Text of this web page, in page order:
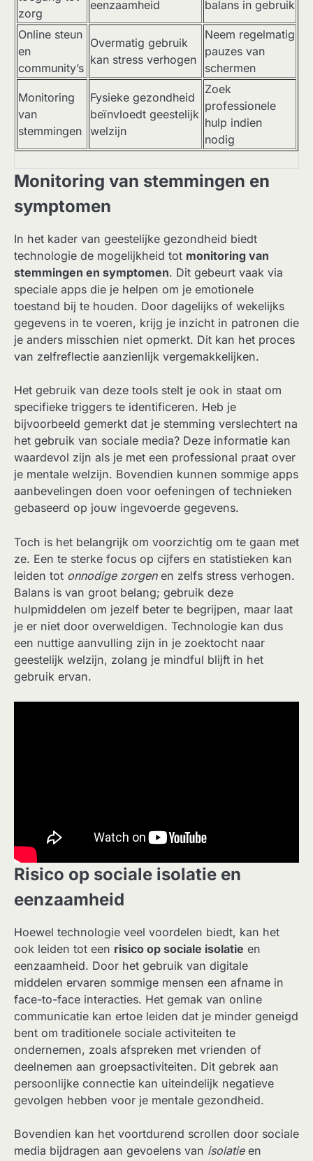
zorg
eenzaamheid balans in gebruik
Online steun
en
community’s
Overmatig gebruik
kan stress verhogen
Neem regelmatig
pauzes van
schermen
Monitoring
van
stemmingen
Fysieke gezondheid
beïnvloedt geestelijk
welzijn
Zoek
professionele
hulp indien
nodig
Monitoring van stemmingen en
symptomen
In het kader van geestelijke gezondheid biedt
technologie de mogelijkheid tot monitoring van
stemmingen en symptomen. Dit gebeurt vaak via
speciale apps die je helpen om je emotionele
toestand bij te houden. Door dagelijks of wekelijks
gegevens in te voeren, krijg je inzicht in patronen die
je anders misschien niet opmerkt. Dit kan het proces
van zelfreflectie aanzienlijk vergemakkelijken.
Het gebruik van deze tools stelt je ook in staat om
specifieke triggers te identificeren. Heb je
bijvoorbeeld gemerkt dat je stemming verslechtert na
het gebruik van sociale media? Deze informatie kan
waardevol zijn als je met een professional praat over
je mentale welzijn. Bovendien kunnen sommige apps
aanbevelingen doen voor oefeningen of technieken
gebaseerd op jouw ingevoerde gegevens.
Toch is het belangrijk om voorzichtig om te gaan met
ze. Een te sterke focus op cijfers en statistieken kan
leiden tot onnodige zorgenen zelfs stress verhogen.
Balans is van groot belang; gebruik deze
hulpmiddelen om jezelf beter te begrijpen, maar laat
je er niet door overweldigen. Technologie kan dus
een nuttige aanvulling zijn in je zoektocht naar
geestelijk welzijn, zolang je mindful blijft in het
gebruik ervan.
Risico op sociale isolatie en
eenzaamheid
Hoewel technologie veel voordelen biedt, kan het
ook leiden tot een risico op sociale isolatie en
eenzaamheid. Door het gebruik van digitale
middelen ervaren sommige mensen een afname in
face-to-face interacties. Het gemak van online
communicatie kan ertoe leiden dat je minder geneigd
bent om traditionele sociale activiteiten te
ondernemen, zoals afspreken met vrienden of
deelnemen aan groepsactiviteiten. Dit gebrek aan
persoonlijke connectie kan uiteindelijk negatieve
gevolgen hebben voor je mentale gezondheid.
Bovendien kan het voortdurend scrollen door sociale
media bijdragen aan gevoelens van isolatieen